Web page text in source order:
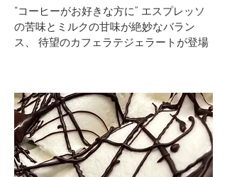
“コーヒーがお好きな方に” エスプレッソ
の苦味とミルクの甘味が絶妙なバラン
ス、 待望のカフェラテジェラートが登場